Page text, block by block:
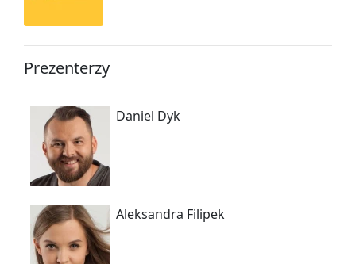
Prezenterzy
Daniel Dyk
Aleksandra Filipek